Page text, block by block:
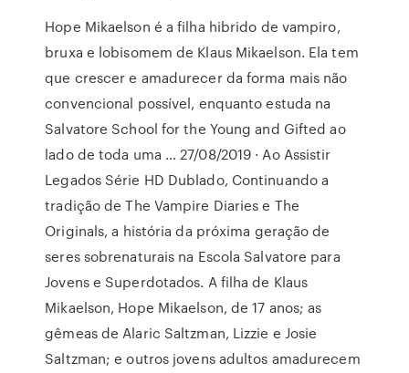
Hope Mikaelson é a filha hibrido de vampiro,
bruxa e lobisomem de Klaus Mikaelson. Ela tem
que crescer e amadurecer da forma mais não
convencional possível, enquanto estuda na
Salvatore School for the Young and Gifted ao
lado de toda uma … 27/08/2019 · Ao Assistir
Legados Série HD Dublado, Continuando a
tradição de The Vampire Diaries e The
Originals, a história da próxima geração de
seres sobrenaturais na Escola Salvatore para
Jovens e Superdotados. A filha de Klaus
Mikaelson, Hope Mikaelson, de 17 anos; as
gêmeas de Alaric Saltzman, Lizzie e Josie
Saltzman; e outros jovens adultos amadurecem